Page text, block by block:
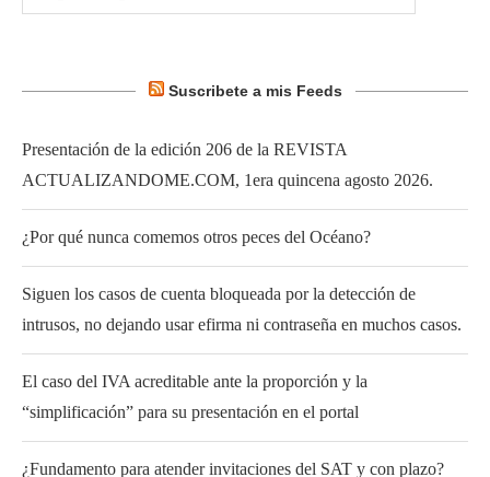
Suscribete a mis Feeds
Presentación de la edición 206 de la REVISTA
ACTUALIZANDOME.COM, 1era quincena agosto 2026.
¿Por qué nunca comemos otros peces del Océano?
Siguen los casos de cuenta bloqueada por la detección de
intrusos, no dejando usar efirma ni contraseña en muchos casos.
El caso del IVA acreditable ante la proporción y la
“simplificación” para su presentación en el portal
¿Fundamento para atender invitaciones del SAT y con plazo?